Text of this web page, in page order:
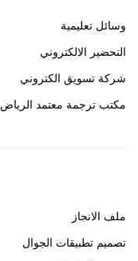
وسائل تعليمية
التحضير الالكتروني
شركة تسويق الكتروني
مكتب ترجمة معتمد الرياض
ملف الانجاز
تصميم تطبيقات الجوال